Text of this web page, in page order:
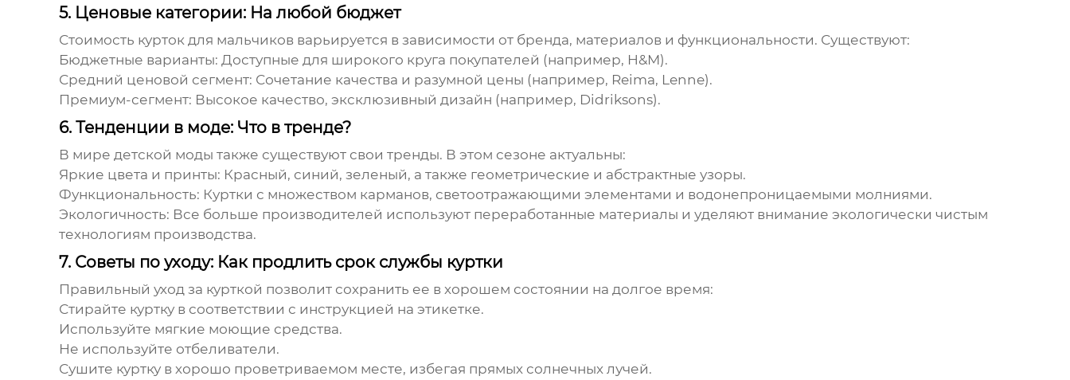
5. Ценовые категории: На любой бюджет
Стоимость курток для мальчиковварьируется в зависимости от бренда, материалов и функциональности. Существуют:
Бюджетные варианты: Доступные для широкого круга покупателей (например, H&M).
Средний ценовой сегмент: Сочетание качества и разумной цены (например, Reima, Lenne).
Премиум-сегмент: Высокое качество, эксклюзивный дизайн (например, Didriksons).
6. Тенденции в моде: Что в тренде?
В мире детской моды также существуют свои тренды. В этом сезоне актуальны:
Яркие цвета и принты: Красный, синий, зеленый, а также геометрические и абстрактные узоры.
Функциональность: Куртки с множеством карманов, светоотражающими элементами и водонепроницаемыми молниями.
Экологичность: Все больше производителей используют переработанные материалы и уделяют внимание экологически чистым
технологиям производства.
7. Советы по уходу: Как продлить срок службы куртки
Правильный уход за курткой позволит сохранить ее в хорошем состоянии на долгое время:
Стирайте куртку в соответствии с инструкцией на этикетке.
Используйте мягкие моющие средства.
Не используйте отбеливатели.
Сушите куртку в хорошо проветриваемом месте, избегая прямых солнечных лучей.